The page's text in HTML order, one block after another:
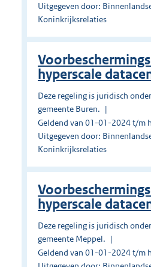
Uitgegeven door:
Koninkrijksrelaties
hyperscale
Deze regeling is juridisch
gemeente Buren.
Geldend van 01-01-2024 t/m
Uitgegeven door:
Koninkrijksrelaties
hyperscale
Deze regeling is juridisch
gemeente Meppel.
Geldend van 01-01-2024 t/m